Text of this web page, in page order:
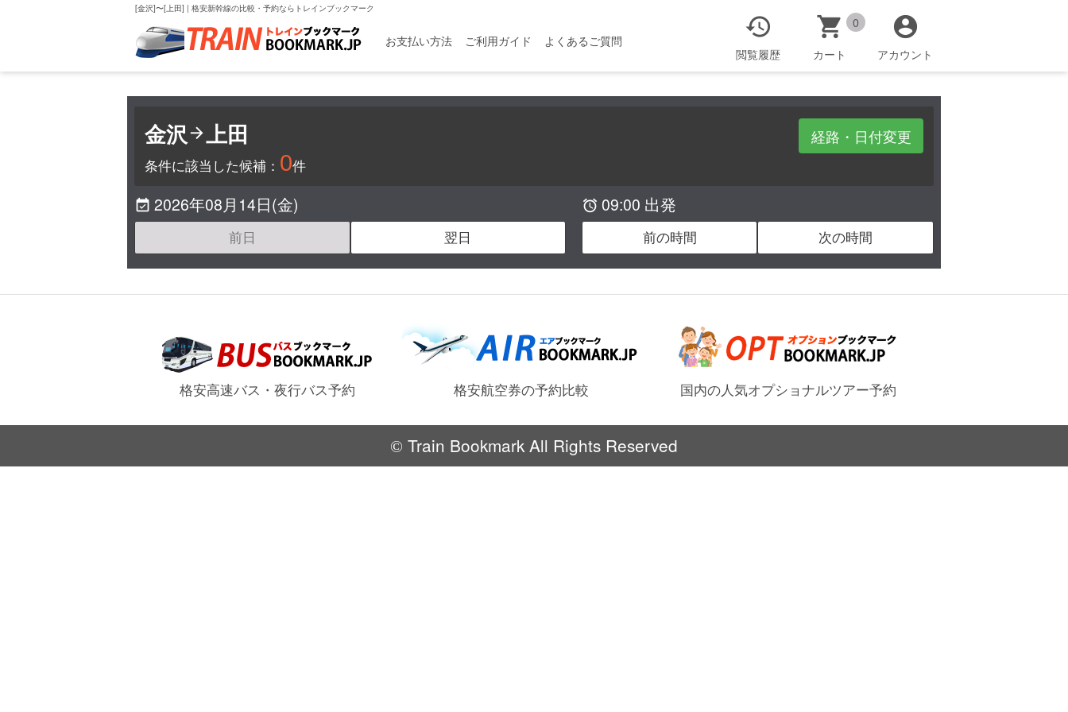
[金沢]〜[上田] | 格安新幹線の比較・予約ならトレインブックマーク
お支払い方法 ご利用ガイド よくあるご質問 
閲覧履歴
0

カート

アカウント
経路・日付変更
金沢 上田
条件に該当した候補： 0件
 2026年08月14日(金)
前日 翌日
 09:00 出発
前の時間 次の時間
格安高速バス・夜行バス予約 格安航空券の予約比較 国内の人気オプショナルツアー予約
© Train Bookmark All Rights Reserved